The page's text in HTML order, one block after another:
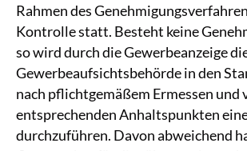
Rahmen des
Kontrolle statt. Besteht keine
so wird durch die Gewerbeanzeige
Gewerbeaufsichtsbehörde in den
nach pflichtgemäßem Ermessen und
entsprechenden Anhaltspunkten
durchzuführen. Davon abweichend